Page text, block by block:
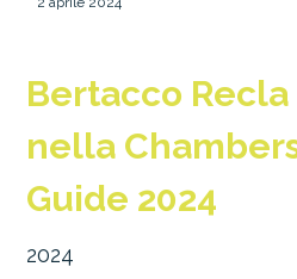
Bertacco
nella
Guide 2024
2024